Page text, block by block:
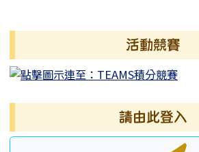
活動競賽
請由此登入